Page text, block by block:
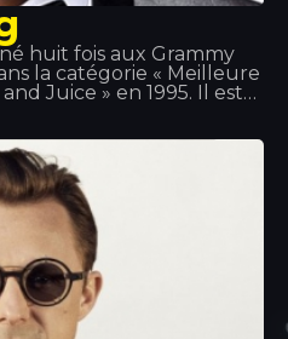
huit fois aux Grammy
la catégorie « Meilleure
Juice » en 1995. Il est
dans des styles
et le rap de la côte